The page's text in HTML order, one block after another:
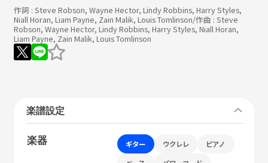
作詞 : Steve Robson, Wayne Hector, Lindy Robbins, Harry Styles,
Niall Horan, Liam Payne, Zain Malik, Louis Tomlinson/作曲 : Steve
Robson, Wayne Hector, Lindy Robbins, Harry Styles, Niall Horan,
Liam Payne, Zain Malik, Louis Tomlinson
楽譜設定
楽器 ギター ウクレレ ピアノ